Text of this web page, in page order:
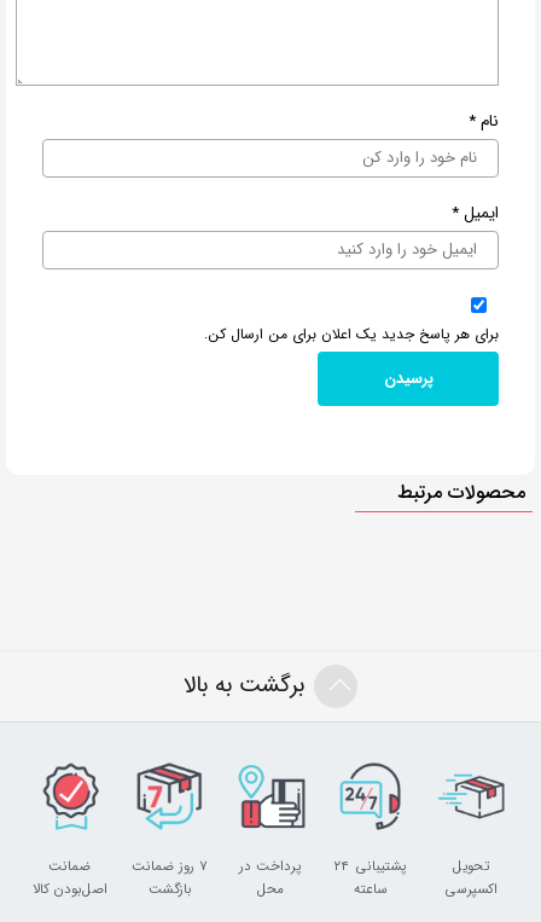
نام*
ایمیل*
برای هر پاسخ جدید یک اعلان برای من ارسال کن.
محصولات مرتبط
برگشت به بالا
تحویل
اکسپرسی
پشتیبانی ۲۴
ساعته
پرداخت در
محل
۷ روز ضمانت
بازگشت
ضمانت
اصل‌بودن کالا